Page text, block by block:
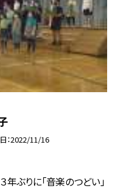
2022/11/16
年ぶりに「音楽のつどい」